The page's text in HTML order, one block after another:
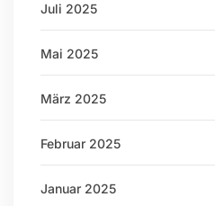
Juli 2025
Mai 2025
März 2025
Februar 2025
Januar 2025